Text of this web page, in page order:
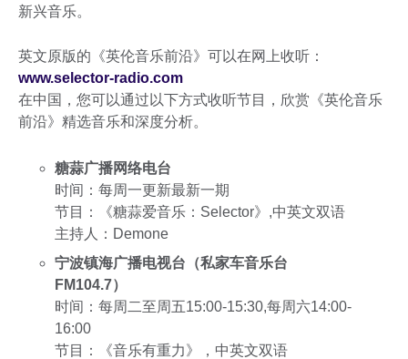
新兴音乐。
英文原版的《英伦音乐前沿》可以在网上收听：
www.selector-radio.com
在中国，您可以通过以下方式收听节目，欣赏《英伦音乐
前沿》精选音乐和深度分析。
糖蒜广播网络电台
时间：每周一更新最新一期
节目：《糖蒜爱音乐：Selector》,中英文双语
主持人：Demone
宁波镇海广播电视台（私家车音乐台
FM104.7）
时间：每周二至周五15:00-15:30,每周六14:00-
16:00
节目：《音乐有重力》，中英文双语